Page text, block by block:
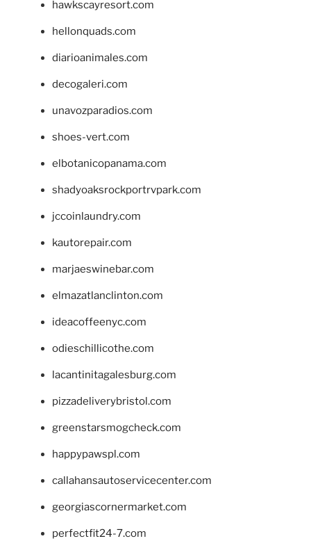
hawkscayresort.com
hellonquads.com
diarioanimales.com
decogaleri.com
unavozparadios.com
shoes-vert.com
elbotanicopanama.com
shadyoaksrockportrvpark.com
jccoinlaundry.com
kautorepair.com
marjaeswinebar.com
elmazatlanclinton.com
ideacoffeenyc.com
odieschillicothe.com
lacantinitagalesburg.com
pizzadeliverybristol.com
greenstarsmogcheck.com
happypawspl.com
callahansautoservicecenter.com
georgiascornermarket.com
perfectfit24-7.com